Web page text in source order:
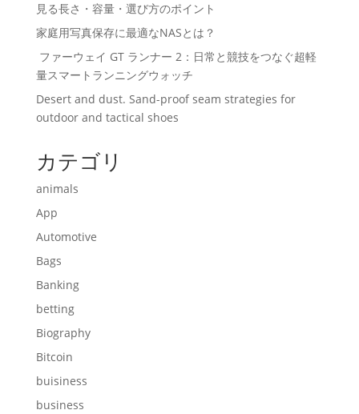
見る長さ・容量・選び方のポイント
家庭用写真保存に最適なNASとは？
ファーウェイ GT ランナー 2：日常と競技をつなぐ超軽
量スマートランニングウォッチ
Desert and dust. Sand-proof seam strategies for
outdoor and tactical shoes
カテゴリ
animals
App
Automotive
Bags
Banking
betting
Biography
Bitcoin
buisiness
business